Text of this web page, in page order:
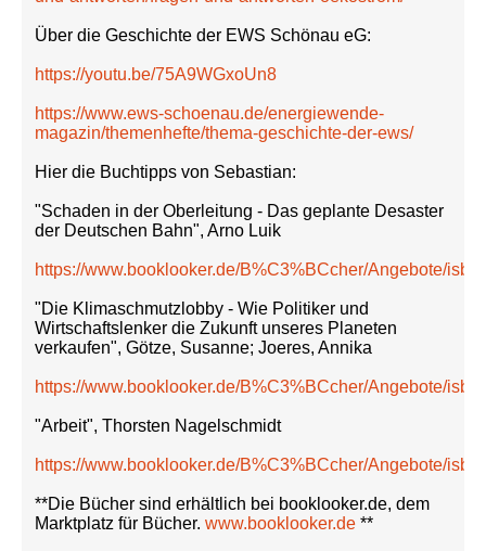
Über die Geschichte der EWS Schönau eG:
https://youtu.be/75A9WGxoUn8
https://www.ews-schoenau.de/energiewende-
magazin/themenhefte/thema-geschichte-der-ews/
Hier die Buchtipps von Sebastian:
"Schaden in der Oberleitung - Das geplante Desaster
der Deutschen Bahn", Arno Luik
https://www.booklooker.de/B%C3%BCcher/Angebote/
"Die Klimaschmutzlobby - Wie Politiker und
Wirtschaftslenker die Zukunft unseres Planeten
verkaufen", Götze, Susanne; Joeres, Annika
https://www.booklooker.de/B%C3%BCcher/Angebote/
"Arbeit", Thorsten Nagelschmidt
https://www.booklooker.de/B%C3%BCcher/Angebote/
**Die Bücher sind erhältlich bei booklooker.de, dem
Marktplatz für Bücher. www.booklooker.de **